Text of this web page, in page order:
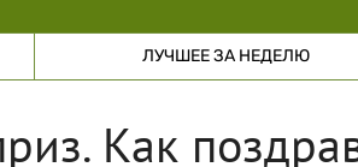
ЛУЧШЕЕ ЗА НЕДЕЛЮ
Как